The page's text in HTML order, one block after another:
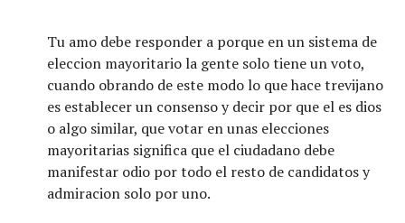
Tu amo debe responder a porque en un sistema de
eleccion mayoritario la gente solo tiene un voto,
cuando obrando de este modo lo que hace trevijano
es establecer un consenso y decir por que el es dios
o algo similar, que votar en unas elecciones
mayoritarias significa que el ciudadano debe
manifestar odio por todo el resto de candidatos y
admiracion solo por uno.